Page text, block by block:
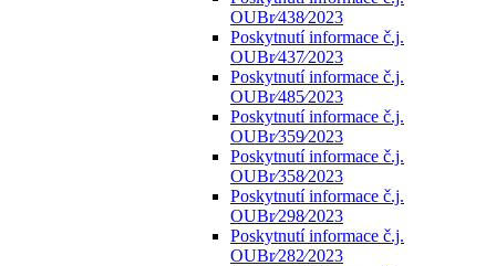
OUBr⁄438⁄2023
Poskytnutí informace č.j.
OUBr⁄437⁄2023
Poskytnutí informace č.j.
OUBr⁄485⁄2023
Poskytnutí informace č.j.
OUBr⁄359⁄2023
Poskytnutí informace č.j.
OUBr⁄358⁄2023
Poskytnutí informace č.j.
OUBr⁄298⁄2023
Poskytnutí informace č.j.
OUBr⁄282⁄2023